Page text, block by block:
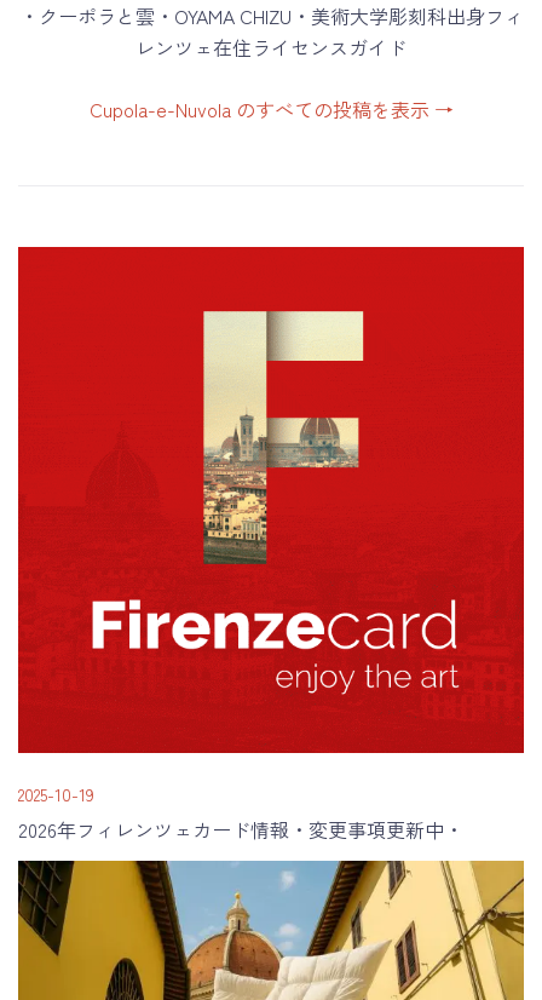
・クーポラと雲・OYAMA CHIZU・美術大学彫刻科出身フィ
レンツェ在住ライセンスガイド
Cupola-e-Nuvola のすべての投稿を表示 →
2025-10-19
2026年フィレンツェカード情報・変更事項更新中・